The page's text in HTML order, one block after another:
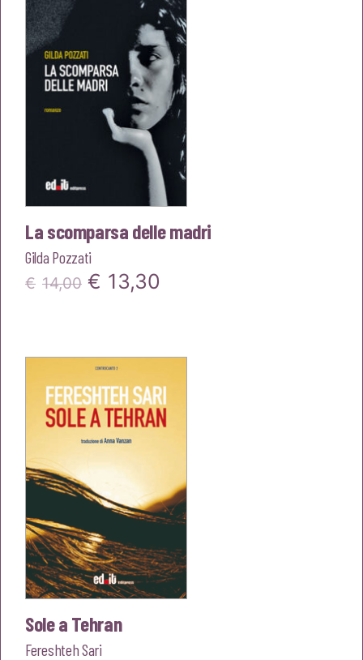
La scomparsa delle madri
Gilda Pozzati
€ 14,00 Il
era:
€14,00.
€ 13,30
€13,30.
Sole a Tehran
Fereshteh Sari